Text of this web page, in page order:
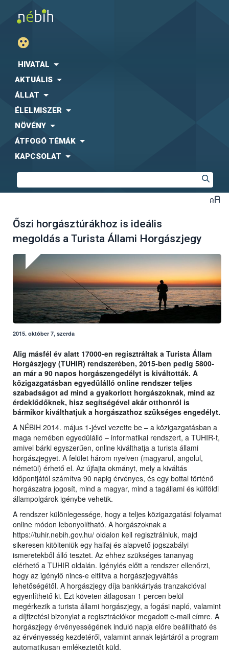
HIVATAL
AKTUÁLIS
ÁLLAT
ÉLELMISZER
NÖVÉNY
ÁTFOGÓ TÉMÁK
KAPCSOLAT
Őszi horgásztúrákhoz is ideális
megoldás a Turista Állami Horgászjegy
2015. október 7, szerda
Alig másfél év alatt 17000-en regisztráltak a Turista Állam
Horgászjegy (TUHIR) rendszerében, 2015-ben pedig 5800-
an már a 90 napos horgászengedélyt is kiváltották. A
közigazgatásban egyedülálló online rendszer teljes
szabadságot ad mind a gyakorlott horgászoknak, mind az
érdeklődőknek, hisz segítségével akár otthonról is
bármikor kiválthatjuk a horgászathoz szükséges engedélyt.
A NÉBIH 2014. május 1-jével vezette be – a közigazgatásban a
maga nemében egyedülálló – informatikai rendszert, a TUHIR-t,
amivel bárki egyszerűen, online kiválthatja a turista állami
horgászjegyet. A felület három nyelven (magyarul, angolul,
németül) érhető el. Az újfajta okmányt, mely a kiváltás
időpontjától számítva 90 napig érvényes, és egy bottal történő
horgászatra jogosít, mind a magyar, mind a tagállami és külföldi
állampolgárok igénybe vehetik.
A rendszer különlegessége, hogy a teljes közigazgatási folyamat
online módon lebonyolítható. A horgászoknak a
https://tuhir.nebih.gov.hu/ oldalon kell regisztrálniuk, majd
sikeresen kitölteniük egy halfaj és alapvető jogszabályi
ismeretekből álló tesztet. Az ehhez szükséges tananyag
elérhető a TUHIR oldalán. Igénylés előtt a rendszer ellenőrzi,
hogy az igénylő nincs-e eltiltva a horgászjegyváltás
lehetőségétől. A horgászjegy díja bankkártyás tranzakcióval
egyenlíthető ki. Ezt követen átlagosan 1 percen belül
megérkezik a turista állami horgászjegy, a fogási napló, valamint
a díjfizetési bizonylat a regisztrációkor megadott e-mail címre. A
horgászjegy érvényességének induló napja előre beállítható és
az érvényesség kezdetéről, valamint annak lejártáról a program
automatikusan emlékeztetőt küld.